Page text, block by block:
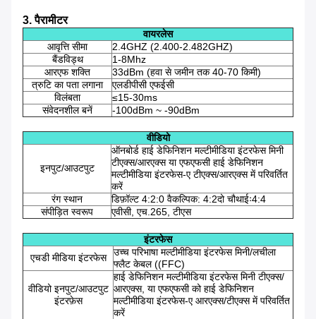
3. पैरामीटर
वायरलेस
आवृत्ति सीमा
2.4GHZ (2.400-2.482GHZ)
बैंडविड्थ
1-8Mhz
आरएफ शक्ति
33dBm (हवा से जमीन तक 40-70 किमी)
त्रुटि का पता लगाना
एलडीपीसी एफईसी
विलंबता
≤15-30ms
संवेदनशील बनें
-100dBm ~ -90dBm
वीडियो
इनपुट/आउटपुट
ऑनबोर्ड हाई डेफिनिशन मल्टीमीडिया इंटरफेस मिनी
टीएक्स/आरएक्स या एफएफसी हाई डेफिनिशन
मल्टीमीडिया इंटरफेस-ए टीएक्स/आरएक्स में परिवर्तित
करें
रंग स्थान
डिफ़ॉल्ट 4:2:0 वैकल्पिक: 4:2दो चौथाईः4:4
संपीड़ित स्वरूप
एवीसी, एच.265, टीएस
इंटरफेस
एचडी मीडिया इंटरफेस
उच्च परिभाषा मल्टीमीडिया इंटरफेस मिनी/लचीला
फ्लैट केबल ((FFC)
वीडियो इनपुट/आउटपुट
इंटरफ़ेस
हाई डेफिनिशन मल्टीमीडिया इंटरफेस मिनी टीएक्स/
आरएक्स, या एफएफसी को हाई डेफिनिशन
मल्टीमीडिया इंटरफेस-ए आरएक्स/टीएक्स में परिवर्तित
करें